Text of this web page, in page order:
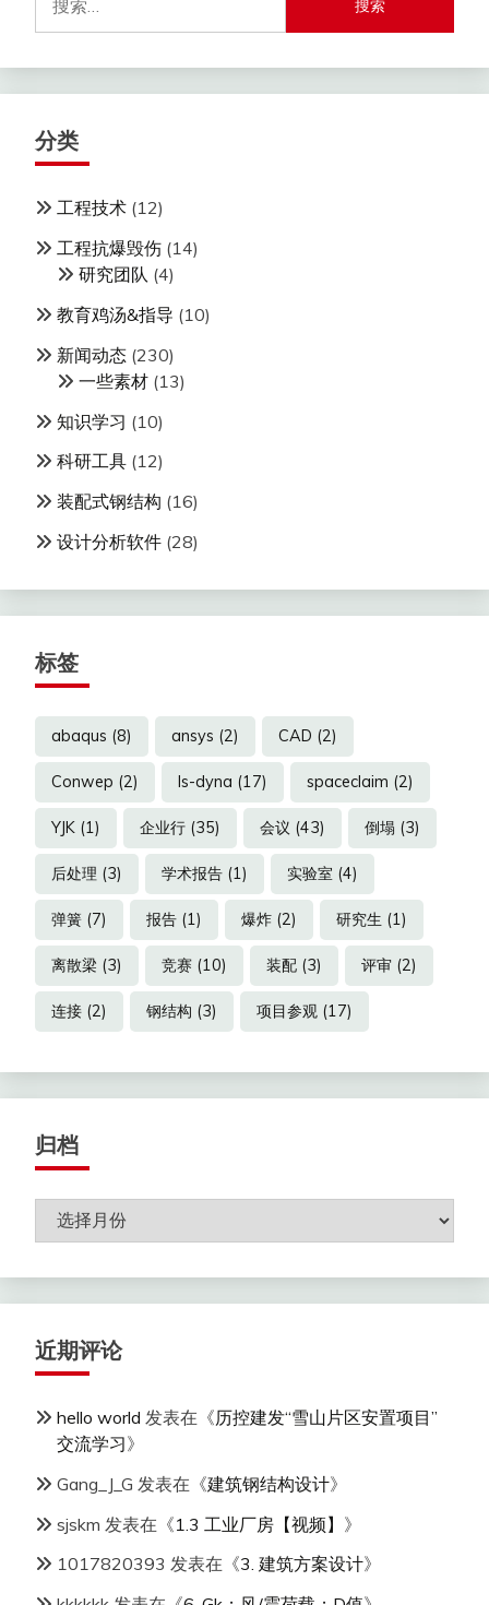
索：
分类
工程技术 (12)
工程抗爆毁伤 (14)
研究团队 (4)
教育鸡汤&指导 (10)
新闻动态 (230)
一些素材 (13)
知识学习 (10)
科研工具 (12)
装配式钢结构 (16)
设计分析软件 (28)
标签
abaqus (8) ansys (2) CAD (2)
Conwep (2) ls-dyna (17) spaceclaim (2)
YJK (1) 企业行 (35) 会议 (43) 倒塌 (3)
后处理 (3) 学术报告 (1) 实验室 (4)
弹簧 (7) 报告 (1) 爆炸 (2) 研究生 (1)
离散梁 (3) 竞赛 (10) 装配 (3) 评审 (2)
连接 (2) 钢结构 (3) 项目参观 (17)
归档
档
近期评论
hello world 发表在《历控建发“雪山片区安置项目”
交流学习》
Gang_J_G 发表在《建筑钢结构设计》
sjskm 发表在《1.3 工业厂房【视频】 》
1017820393 发表在《3. 建筑方案设计》